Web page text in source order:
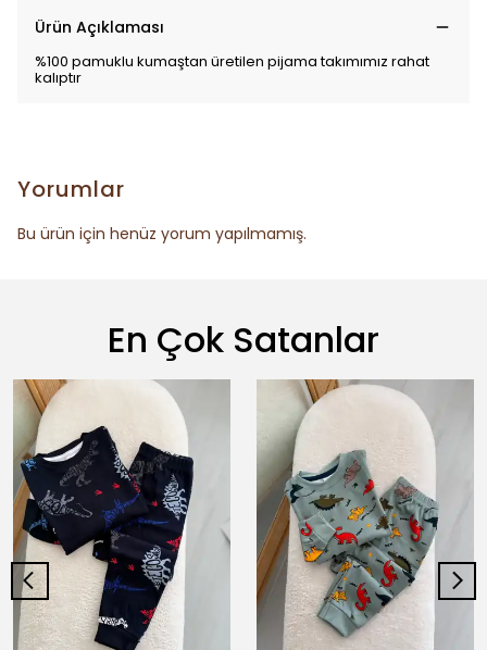
Ürün Açıklaması
%100 pamuklu kumaştan üretilen pijama takımımız rahat
kalıptır
Yorumlar
Bu ürün için henüz yorum yapılmamış.
En Çok Satanlar